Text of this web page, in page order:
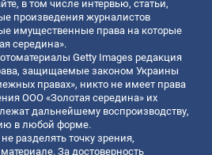
в том числе интервью, статьи,
произведения журналистов
имущественные права на которые
середина».
Getty Images редакция
защищаемые законом Украины
правах», никто не имеет права
ООО «Золотая середина» их
дальнейшему воспроизводству,
в любой форме.
разделять точку зрения,
За достоверность